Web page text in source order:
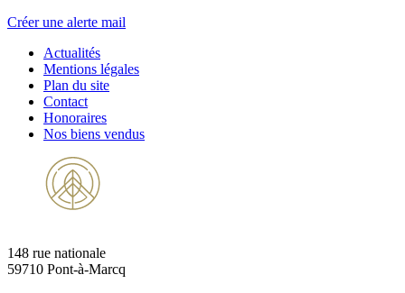
Créer une alerte mail
Actualités
Mentions légales
Plan du site
Contact
Honoraires
Nos biens vendus
148 rue nationale
59710 Pont-à-Marcq